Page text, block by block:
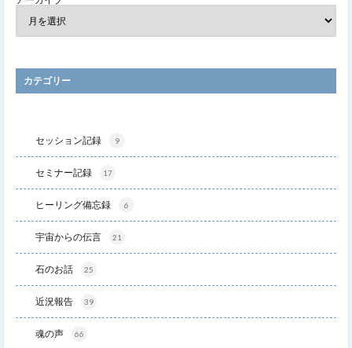
カテゴリー
セッション記録 9
セミナー記録 17
ヒーリング備忘録 6
宇宙からの伝言 21
石のお話 25
近況報告 39
魂の声 66